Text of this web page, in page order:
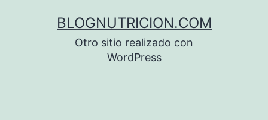
BLOGNUTRICION.COM
Otro sitio realizado con
WordPress